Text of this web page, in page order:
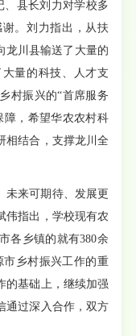
、县长刘力对学校多
。刘力指出，从扶
龙川县输送了大量的
量的科技、人才支
村振兴的“首席服务
障，希望华农农村科
相结合，支撑龙川全
未来可期待、发展更
伟指出，学校现有农
各乡镇的就有380余
市乡村振兴工作的重
的基础上，继续加强
通过深入合作，双方